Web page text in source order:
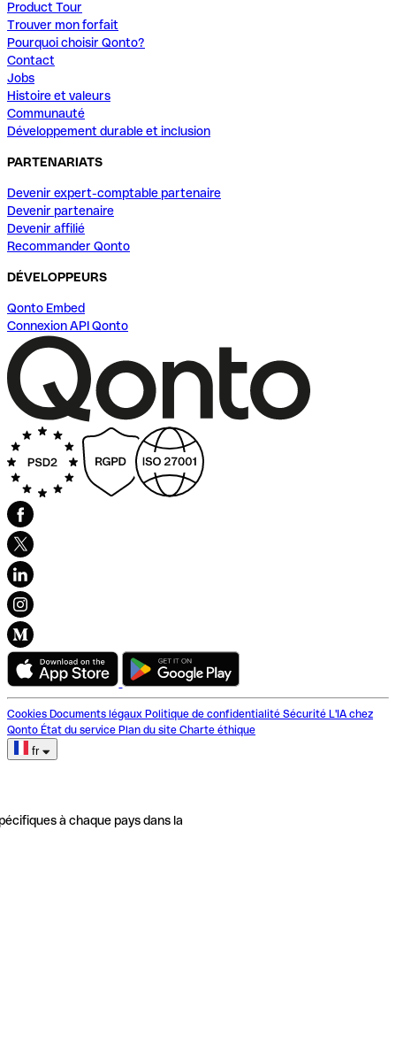
Product Tour
Trouver mon forfait
Pourquoi choisir Qonto?
Contact
Jobs
Histoire et valeurs
Communauté
Développement durable et inclusion
PARTENARIATS
Devenir expert-comptable partenaire
Devenir partenaire
Devenir affilié
Recommander Qonto
DÉVELOPPEURS
Qonto Embed
Connexion API Qonto
Cookies Documents légaux Politique de confidentialité Sécurité L'IA chez
Qonto État du service Plan du site Charte éthique
fr
à chaque pays dans la